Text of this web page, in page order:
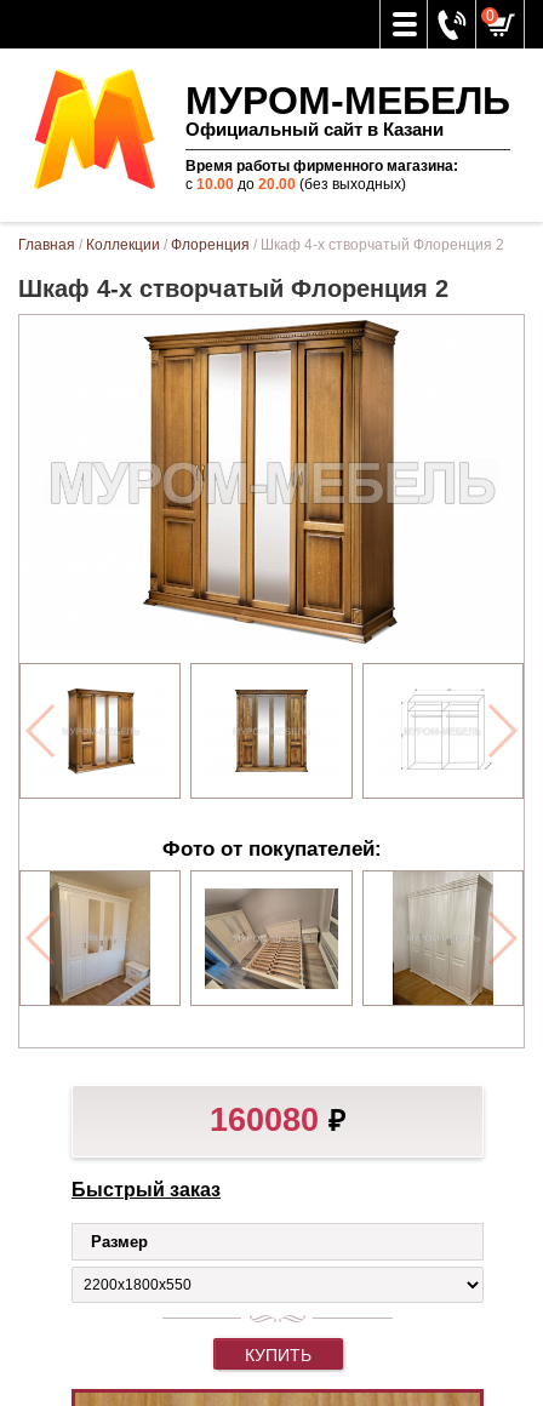
0
МУРОМ-МЕБЕЛЬ
Официальный сайт в Казани
Время работы фирменного магазина:
с 10.00до 20.00(без выходных)
Вы здесь
Главная / Коллекции / Флоренция / Шкаф 4-х створчатый Флоренция 2
Шкаф 4-х створчатый Флоренция 2
Фото от покупателей:
160080 ₽
Быстрый заказ
Размер
КУПИТЬ